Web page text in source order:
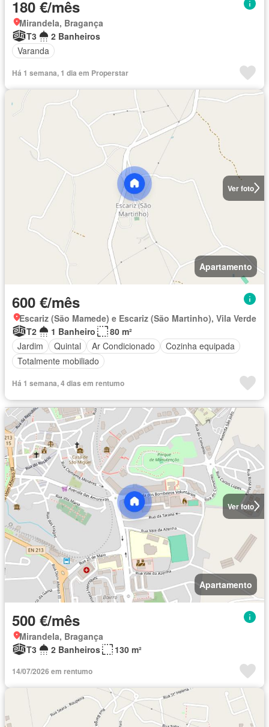
180 €/mês
Mirandela, Bragança
T3
2 Banheiros
Varanda
Há 1 semana, 1 dia em Properstar
Ver foto
Apartamento
600 €/mês
Escariz (São Mamede) e Escariz (São Martinho), Vila Verde
T2
1 Banheiro
80 m²
Jardim
Quintal Ar Condicionado
Cozinha equipada
Totalmente mobiliado
Há 1 semana, 4 dias em rentumo
Ver foto
Apartamento
500 €/mês
Mirandela, Bragança
T3
2 Banheiros 130 m²
14/07/2026 em rentumo